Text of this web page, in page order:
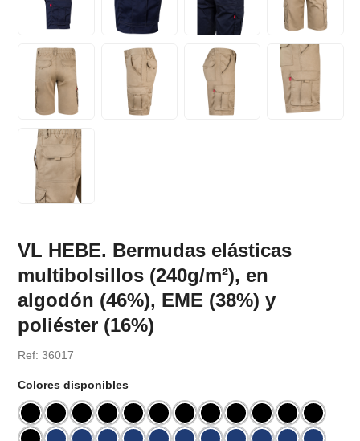
VL HEBE. Bermudas elásticas
multibolsillos (240g/m²), en
algodón (46%), EME (38%) y
poliéster (16%)
Ref: 36017
Colores disponibles